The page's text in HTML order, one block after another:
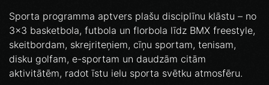
Sporta programma aptvers plašu disciplīnu klāstu – no
3x3 basketbola, futbola un florbola līdz BMX freestyle,
skeitbordam, skrejriteņiem, cīņu sportam, tenisam,
disku golfam, e-sportam un daudzām citām
aktivitātēm, radot īstu ielu sporta svētku atmosfēru.